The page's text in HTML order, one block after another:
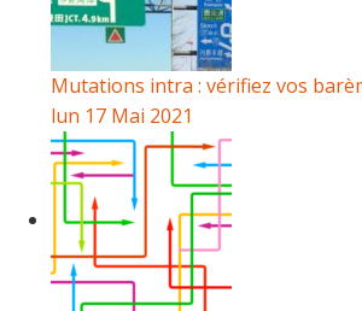
Mutations intra : vérifiez vos
lun 17 Mai 2021